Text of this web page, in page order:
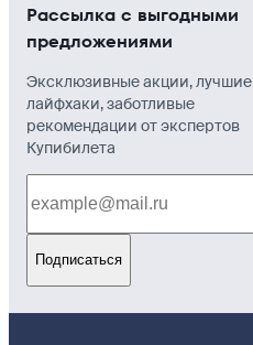
Рассылка с выгодными
предложениями
Эксклюзивные акции, лучшие
лайфхаки, заботливые
рекомендации от экспертов
Купибилета
Подписаться